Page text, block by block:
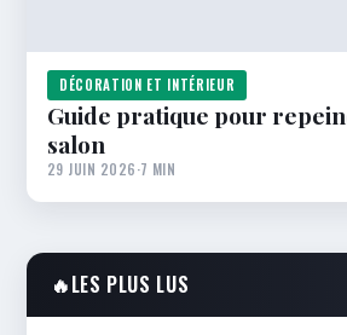
DÉCORATION ET INTÉRIEUR
Guide pratique pour
salon
29 JUIN 2026·7 MIN
🔥LES PLUS LUS